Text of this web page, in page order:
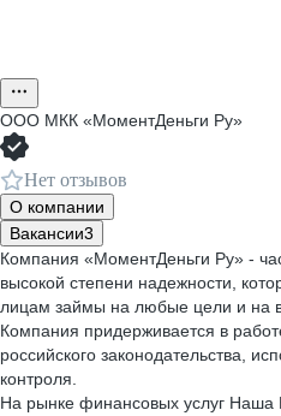
ООО МКК «МоментДеньги Ру»
Нет отзывов
О компании
Вакансии3
Компания «МоментДеньги Ру» -
высокой степени надежности,
лицам займы на любые цели и на
Компания придерживается в
российского законодательства,
контроля.
На рынке финансовых услуг Наша